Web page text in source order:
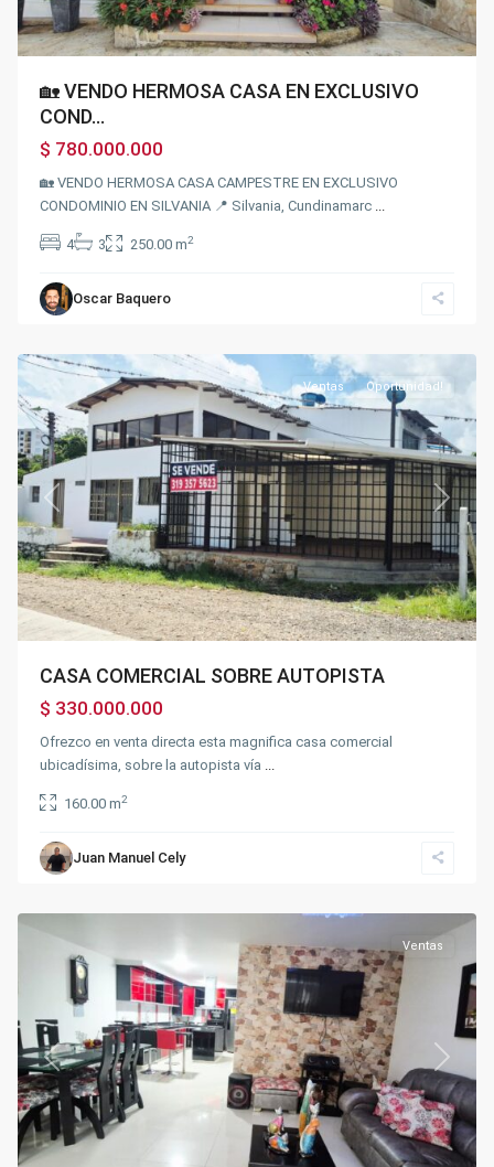
🏡 VENDO HERMOSA CASA EN EXCLUSIVO
COND...
$ 780.000.000
🏡 VENDO HERMOSA CASA CAMPESTRE EN EXCLUSIVO
CONDOMINIO EN SILVANIA 📍 Silvania, Cundinamarc
4 3 250.00 m2
Oscar Baquero
Autopista
40,
Fusagasugá
Previous Next
Ventas Oportunidad!
CASA COMERCIAL SOBRE AUTOPISTA
$ 330.000.000
Ofrezco en venta directa esta magnifica casa comercial
ubicadísima, sobre la autopista vía
160.00 m2
Juan Manuel Cely
la
Querencia
Previous Next
Ventas